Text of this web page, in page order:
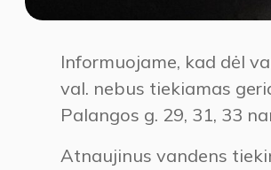
Informuojame, kad dėl
val. nebus tiekiamas
Palangos g. 29, 31, 33
Atnaujinus vandens